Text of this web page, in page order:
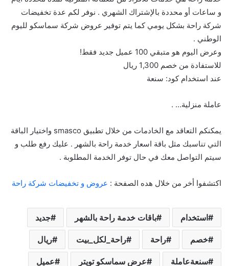
و ساعات أو محددة بالإشتراك الشهري . نوفر لكم عدة تخفيضات
شركة راحة بشكل يومي كما يتم توفير عروض شركة سماسكو لليوم
الوطني .
وعرض اليوم هو متبقي 100 عميل جديد فقط!
للاستفادة من خصم 1,300 ريال
عند استخدام كود: سنعة
عاملة منزلية… .
يمكنكم التعاقد مع الخادمات من خلال تطبيق smasco واختيار الباقة
التي تناسبك مثل باقة اسعار خدمة راحة بالشهر . عليك رفع طلب و
سيتم التواصل معك في حال توفر الخدمة المطلوبة .
اكتشفوا أخر من خلال هده الصفحة : عروض و تخفيضات شركة راحة
استخدام باقات خدمة راحة بالشهر جديد
خصم راحة راحة_لكل_بيت ريال
سنعةعاملة عرض سماسكو تويتر عميل